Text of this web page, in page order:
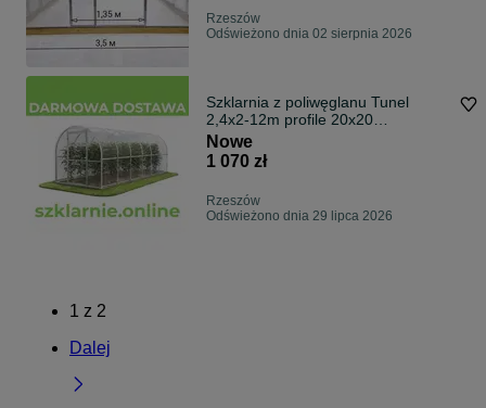
Rzeszów
Odświeżono dnia 02 sierpnia 2026
Szklarnia z poliwęglanu Tunel
2,4x2-12m profile 20x20
POLIWĘGLAN 3-6mm
Nowe
1 070 zł
Rzeszów
Odświeżono dnia 29 lipca 2026
1 z 2
Dalej